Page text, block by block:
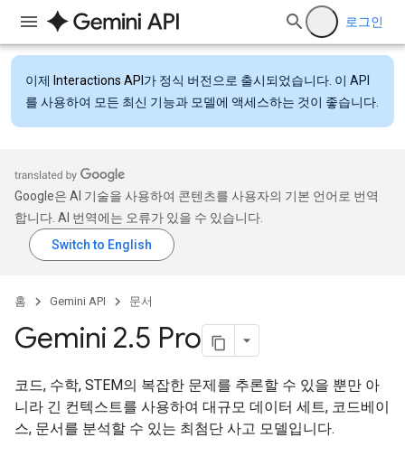
로그인
이제 Interactions API 가 정식 버전으로 출시되었습니다. 이 API
를 사용하여 모든 최신 기능과 모델에 액세스하는 것이 좋습니다.
Google은 AI 기술을 사용하여 콘텐츠를 사용자의 기본 언어로 번역
합니다. AI 번역에는 오류가 있을 수 있습니다.
홈 Gemini API 문서
Gemini 2.5 Pro
코드, 수학, STEM의 복잡한 문제를 추론할 수 있을 뿐만 아
니라 긴 컨텍스트를 사용하여 대규모 데이터 세트, 코드베이
스, 문서를 분석할 수 있는 최첨단 사고 모델입니다.